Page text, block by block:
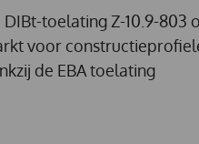
DIBt-toelating Z-10.9-803
voor
de EBA toelating